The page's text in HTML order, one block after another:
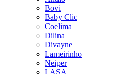
Bovi
Baby Clic
Coelima
Dilina
Divayne
Lameirinho
Neiper
LASA